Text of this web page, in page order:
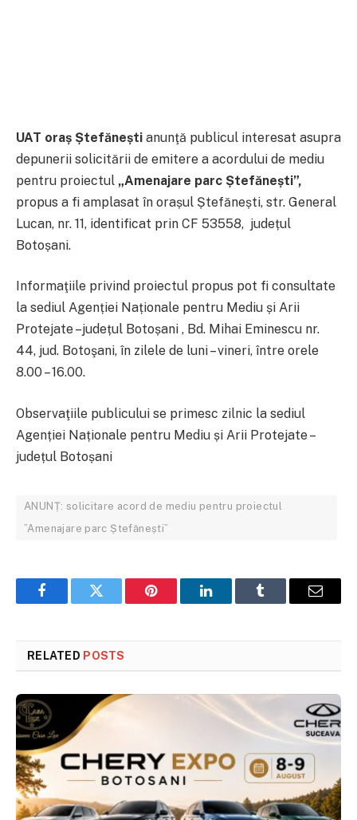
UAT oraș Ștefănești anunţă publicul interesat asupra
depunerii solicitării de emitere a acordului de mediu
pentru proiectul „Amenajare parc Ștefănești”,
propus a fi amplasat în orașul Ștefănești, str. General
Lucan, nr. 11, identificat prin CF 53558, județul
Botoșani.
Informaţiile privind proiectul propus pot fi consultate
la sediul Agenției Naționale pentru Mediu și Arii
Protejate –județul Botoșani , Bd. Mihai Eminescu nr.
44, jud. Botoşani, în zilele de luni – vineri, între orele
8.00 – 16.00.
Observaţiile publicului se primesc zilnic la sediul
Agenției Naționale pentru Mediu și Arii Protejate –
județul Botoșani
ANUNȚ: solicitare acord de mediu pentru proiectul
”Amenajare parc Ștefănești”
FacebookTwitter Pinterest LinkedInTumblr Email
RELATED POSTS